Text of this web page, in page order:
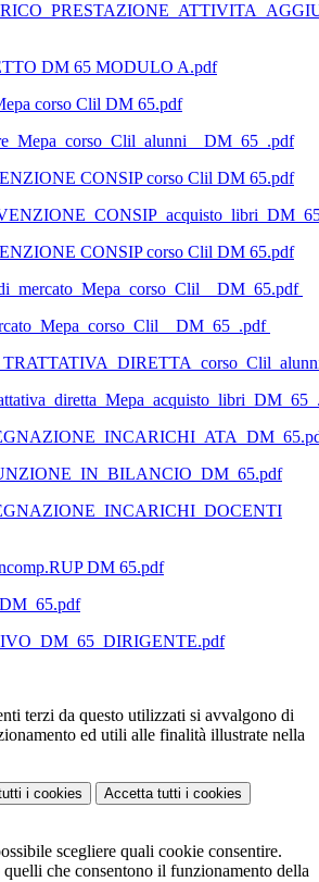
DM 65 MODULO A.pdf
corso Clil DM 65.pdf
CONSIP corso Clil DM 65.pdf
CONSIP corso Clil DM 65.pdf
DM 65.pdf
terzi da questo utilizzati si avvalgono di
ed utili alle finalità illustrate nella
i cookies Accetta tutti i cookies
scegliere quali cookie consentire.
che consentono il funzionamento della